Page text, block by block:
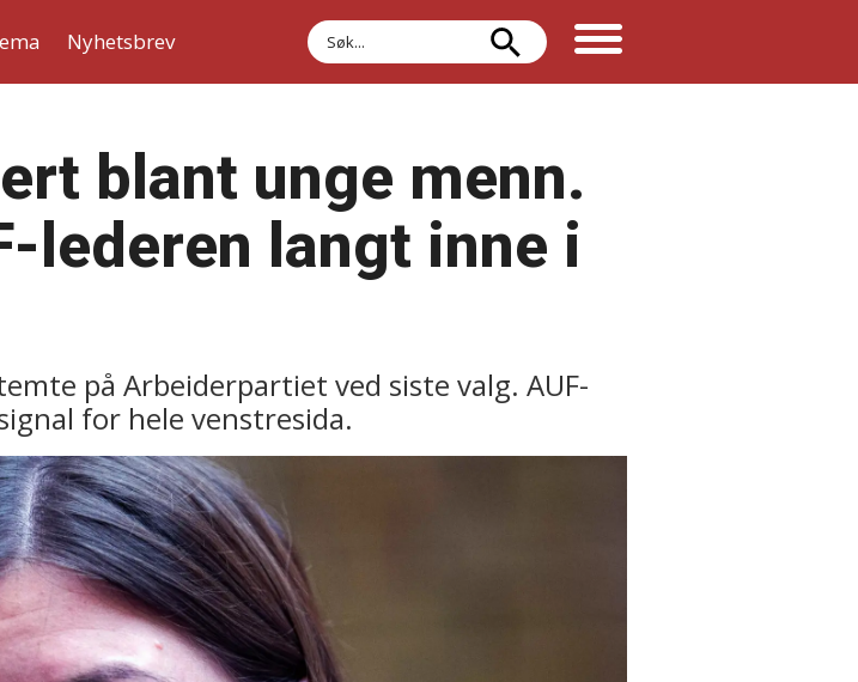
Nyhetsbrev
Søk
blant unge menn.
lederen langt inne i
på Arbeiderpartiet ved siste valg. AUF-
for hele venstresida.